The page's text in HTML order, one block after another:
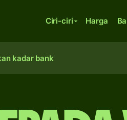
Ciri-ciri Harga
kadar bank